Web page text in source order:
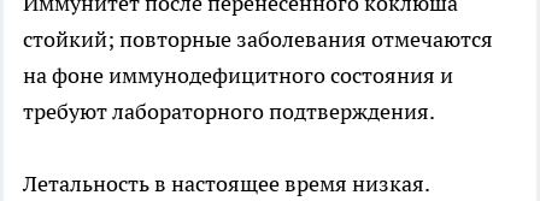
стойкий; повторные заболевания отмечаются
на фоне иммунодефицитного состояния и
требуют лабораторного подтверждения.
Летальность в настоящее время низкая.